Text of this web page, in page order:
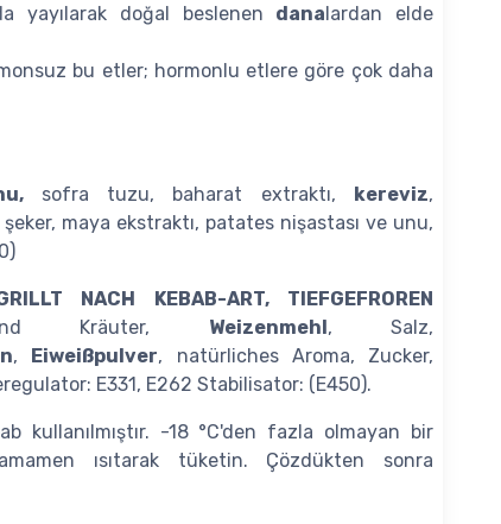
yayılarak doğal beslenen dana lardan elde
bu etler; hormonlu etlere göre çok daha
sofra tuzu, baharat extraktı, kereviz,
şeker, maya ekstraktı, patates nişastası ve unu,
NACH KEBAB-ART, TIEFGEFROREN
Kräuter, Weizenmehl , Salz,
, Eiweißpulver, natürliches Aroma, Zucker,
E331, E262 Stabilisator: (E450).
kullanılmıştır. -18 °C'den fazla olmayan bir
ısıtarak tüketin. Çözdükten sonra